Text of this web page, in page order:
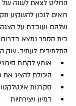
החליט לצאת לשנה של
רואים לנכון להשקיע
שלהם ועובדת על הצגה
התלמידים לעתיד. שק
אומץ לקחת
היכולת להציג
סקרנות
דמיון ויצירתיות